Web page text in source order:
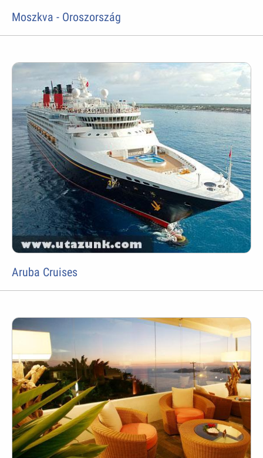
Moszkva - Oroszország
Aruba Cruises